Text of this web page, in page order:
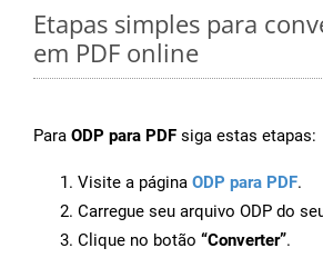
Etapas simples para
em PDF online
Para ODP para PDF siga estas etapas:
Visite a página ODP para PDF.
Carregue seu arquivo ODP do
Clique no botão “Converter”.